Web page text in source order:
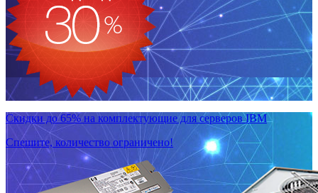
Скидки до 65% на комплектующие для серверов IBM
Спешите, количество ограничено!